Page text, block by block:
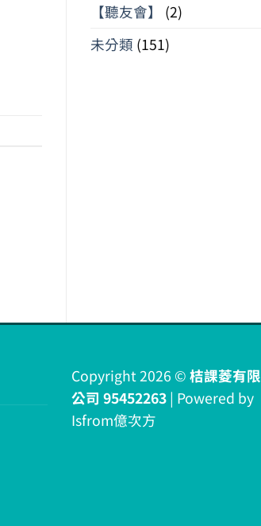
【聽友會】
(2)
未分類 (151)
Copyright 2026 © 桔課菱有限
公司 95452263 | Powered by
Isfrom億次方